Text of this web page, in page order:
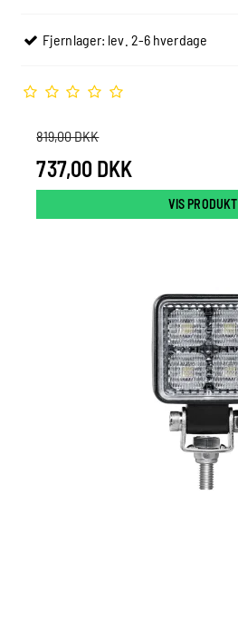
Fjernlager: lev. 2-6 hverdage
819,00 DKK
737,00 DKK
VIS PRODUKT